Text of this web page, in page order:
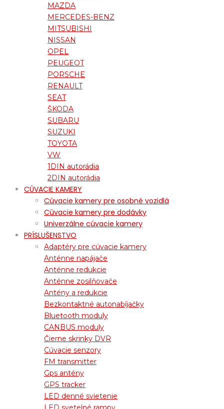
MAZDA
MERCEDES-BENZ
MITSUBISHI
NISSAN
OPEL
PEUGEOT
PORSCHE
RENAULT
SEAT
ŠKODA
SUBARU
SUZUKI
TOYOTA
VW
1DIN autorádia
2DIN autorádia
CÚVACIE KAMERY
Cúvacie kamery pre osobné vozidlá
Cúvacie kamery pre dodávky
Univerzálne cúvacie kamery
PRÍSLUŠENSTVO
Adaptéry pre cúvacie kamery
Anténne napájače
Anténne redukcie
Anténne zosilňovače
Antény a redukcie
Bezkontaktné autonabíjačky
Bluetooth moduly
CANBUS moduly
Čierne skrinky DVR
Cúvacie senzory
FM transmitter
Gps antény
GPS tracker
LED denné svietenie